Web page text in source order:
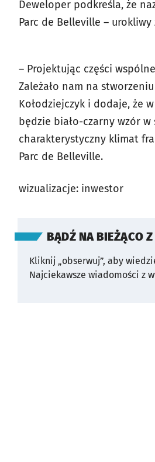
Deweloper podkreśla, że
Parc de Belleville –
– Projektując części
Zależało nam na
Kołodziejczyk i dodaje, że
będzie biało-czarny wzór
charakterystyczny klimat
Parc de Belleville.
wizualizacje: inwestor
BĄDŹ NA BIEŻĄCO
Kliknij „obserwuj”, aby
Najciekawsze wiadomości z